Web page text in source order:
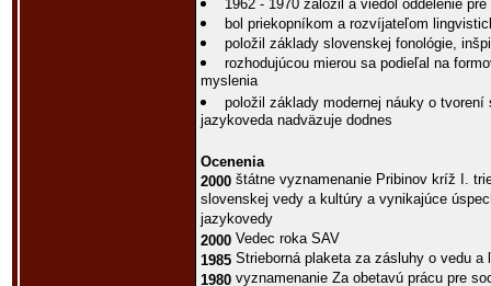
1962 - 1970 založil a viedol oddelenie
bol priekopníkom a rozvíjateľom
položil základy slovenskej fonológie,
rozhodujúcou mierou sa podieľal na
myslenia
položil základy modernej náuky o
jazykoveda nadväzuje dodnes
Ocenenia
2000 štátne vyznamenanie Pribinov kríž I.
slovenskej vedy a kultúry a vynikajúce
jazykovedy
2000 Vedec roka SAV
1985 Strieborná plaketa za zásluhy o vedu
1980 vyznamenanie Za obetavú prácu pre